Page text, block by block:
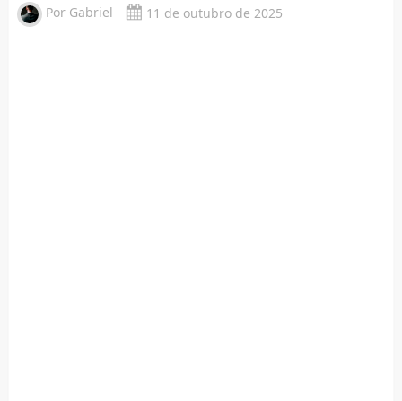
Por Gabriel 11 de outubro de 2025